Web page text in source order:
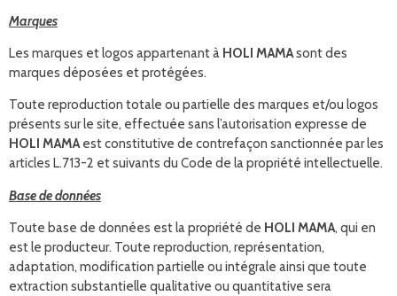
Marques
Les marques et logos appartenant à HOLI MAMAsont des
marques déposées et protégées.
Toute reproduction totale ou partielle des marques et/ou logos
présents sur le site, effectuée sans l’autorisation expresse de
HOLI MAMAest constitutive de contrefaçon sanctionnée par les
articles L.713-2 et suivants du Code de la propriété intellectuelle.
Base de données
Toute base de données est la propriété de HOLI MAMA, qui en
est le producteur. Toute reproduction, représentation,
adaptation, modification partielle ou intégrale ainsi que toute
extraction substantielle qualitative ou quantitative sera